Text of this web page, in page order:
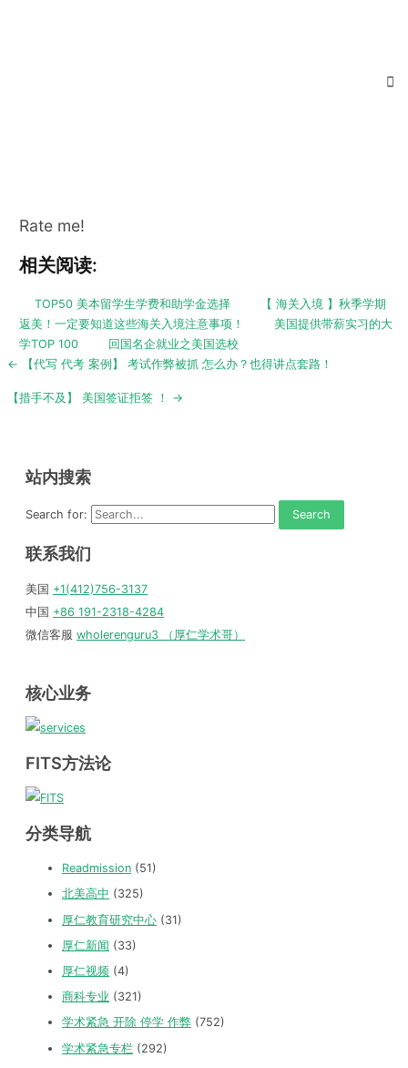
Rate me!
相关阅读:
TOP50 美本留学生学费和助学金选择
【 海关入境 】秋季学期
返美！一定要知道这些海关入境注意事项！
美国提供带薪实习的大
学TOP 100
回国名企就业之美国选校
Post
← 【代写 代考 案例】 考试作弊被抓 怎么办？也得讲点套路！
【措手不及】 美国签证拒签 ！ →
站内搜索
Search for:
联系我们
美国 +1(412)756-3137
中国 +86 191-2318-4284
微信客服 wholerenguru3 （厚仁学术哥）
核心业务
FITS方法论
分类导航
Readmission (51)
北美高中 (325)
厚仁教育研究中心 (31)
厚仁新闻 (33)
厚仁视频 (4)
商科专业 (321)
学术紧急 开除 停学 作弊 (752)
学术紧急专栏 (292)